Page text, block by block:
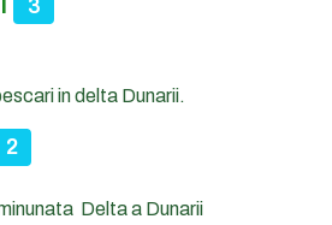
3
in delta Dunarii.
2
Delta a Dunarii